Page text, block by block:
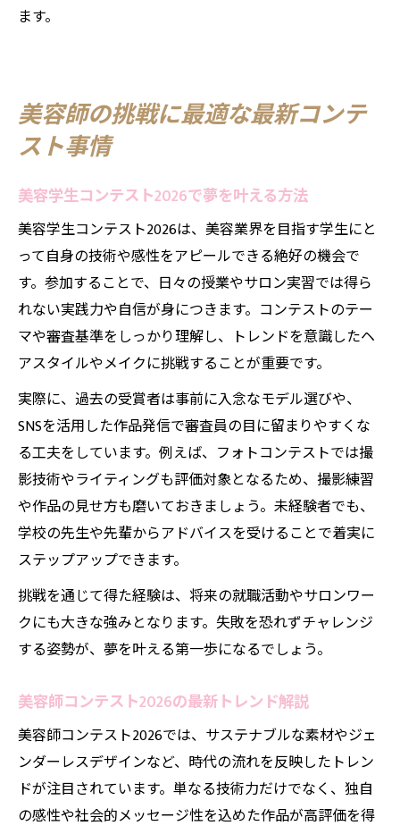
ます。
美容師の挑戦に最適な最新コンテ
スト事情
美容学生コンテスト2026で夢を叶える方法
美容学生コンテスト2026は、美容業界を目指す学生にと
って自身の技術や感性をアピールできる絶好の機会で
す。参加することで、日々の授業やサロン実習では得ら
れない実践力や自信が身につきます。コンテストのテー
マや審査基準をしっかり理解し、トレンドを意識したヘ
アスタイルやメイクに挑戦することが重要です。
実際に、過去の受賞者は事前に入念なモデル選びや、
SNSを活用した作品発信で審査員の目に留まりやすくな
る工夫をしています。例えば、フォトコンテストでは撮
影技術やライティングも評価対象となるため、撮影練習
や作品の見せ方も磨いておきましょう。未経験者でも、
学校の先生や先輩からアドバイスを受けることで着実に
ステップアップできます。
挑戦を通じて得た経験は、将来の就職活動やサロンワー
クにも大きな強みとなります。失敗を恐れずチャレンジ
する姿勢が、夢を叶える第一歩になるでしょう。
美容師コンテスト2026の最新トレンド解説
美容師コンテスト2026では、サステナブルな素材やジェ
ンダーレスデザインなど、時代の流れを反映したトレン
ドが注目されています。単なる技術力だけでなく、独自
の感性や社会的メッセージ性を込めた作品が高評価を得